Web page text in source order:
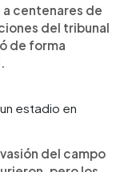
a centenares de
del tribunal
de forma
estadio en
del campo